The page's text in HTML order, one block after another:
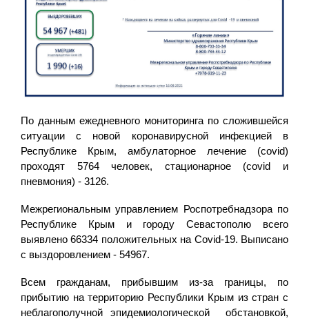
По данным ежедневного мониторинга по сложившейся
ситуации с новой коронавирусной инфекцией в
Республике Крым, амбулаторное лечение (covid)
проходят 5764 человек, стационарное (covid и
пневмония) - 3126.
Межрегиональным управлением Роспотребнадзора по
Республике Крым и городу Севастополю всего
выявлено 66334 положительных на Covid-19. Выписано
с выздоровлением - 54967.
Всем гражданам, прибывшим из-за границы, по
прибытию на территорию Республики Крым из стран с
неблагополучной эпидемиологической обстановкой,